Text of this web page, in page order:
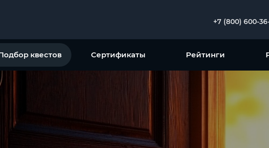
+7 (800) 600-
квестов Сертификаты Рейтинги